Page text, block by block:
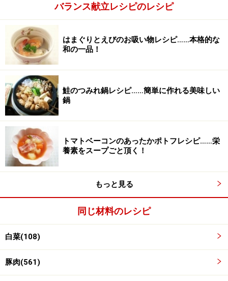
3
豚肉とあさり、コンソメ、水などを入れる
白菜の間に豚肉をはさみ、上にあさりむき身を置きま
す。コンソメ顆粒をふりかけておろしニンニクと水を入
れ、弱～中火にかけてふたをし、7～8分蒸します。
バランス献立レシピのレシピ
はまぐりとえびのお吸い物レシピ……本格的な
和の一品！
鮭のつみれ鍋レシピ……簡単に作れる美味しい
鍋
トマトベーコンのあったかポトフレシピ……栄
養素をスープごと頂く！
もっと見る
同じ材料のレシピ
白菜(108)
豚肉(561)